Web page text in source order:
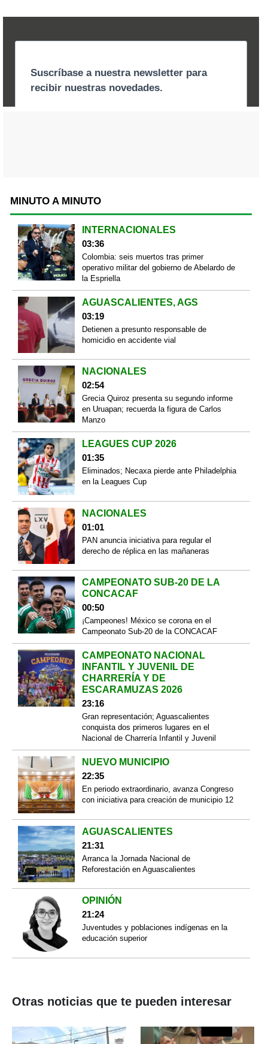
MINUTO A MINUTO
INTERNACIONALES
03:36
Colombia: seis muertos tras primer
operativo militar del gobierno de Abelardo de
la Espriella
AGUASCALIENTES, AGS
03:19
Detienen a presunto responsable de
homicidio en accidente vial
NACIONALES
02:54
Grecia Quiroz presenta su segundo informe
en Uruapan; recuerda la figura de Carlos
Manzo
LEAGUES CUP 2026
01:35
Eliminados; Necaxa pierde ante Philadelphia
en la Leagues Cup
NACIONALES
01:01
PAN anuncia iniciativa para regular el
derecho de réplica en las mañaneras
CAMPEONATO SUB-20 DE LA
CONCACAF
00:50
¡Campeones! México se corona en el
Campeonato Sub-20 de la CONCACAF
CAMPEONATO NACIONAL
INFANTIL Y JUVENIL DE
CHARRERÍA Y DE
ESCARAMUZAS 2026
23:16
Gran representación; Aguascalientes
conquista dos primeros lugares en el
Nacional de Charrería Infantil y Juvenil
NUEVO MUNICIPIO
22:35
En periodo extraordinario, avanza Congreso
con iniciativa para creación de municipio 12
AGUASCALIENTES
21:31
Arranca la Jornada Nacional de
Reforestación en Aguascalientes
OPINIÓN
21:24
Juventudes y poblaciones indígenas en la
educación superior
Otras noticias que te pueden interesar